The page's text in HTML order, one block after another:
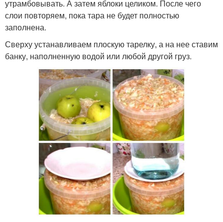
утрамбовывать. А затем яблоки целиком. После чего
слои повторяем, пока тара не будет полностью
заполнена.
Сверху устанавливаем плоскую тарелку, а на нее ставим
банку, наполненную водой или любой другой груз.